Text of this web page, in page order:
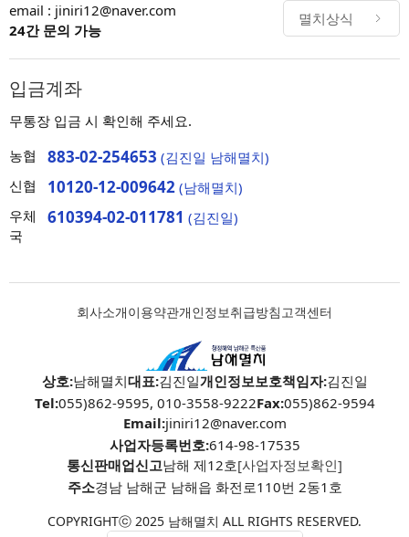
email : jiniri12@naver.com
24간 문의 가능
멸치상식
입금계좌
무통장 입금 시 확인해 주세요.
농협
883-02-254653 (김진일 남해멸치)
신협
10120-12-009642 (남해멸치)
우체
국
610394-02-011781 (김진일)
회사소개이용약관개인정보취급방침고객센터
상호:남해멸치대표:김진일개인정보보호책임자:김진일
Tel:055)862-9595, 010-3558-9222Fax:055)862-9594
Email:jiniri12@naver.com
사업자등록번호:614-98-17535
통신판매업신고남해 제12호[사업자정보확인]
주소경남 남해군 남해읍 화전로110번 2동1호
COPYRIGHTⓒ 2025 남해멸치 ALL RIGHTS RESERVED.